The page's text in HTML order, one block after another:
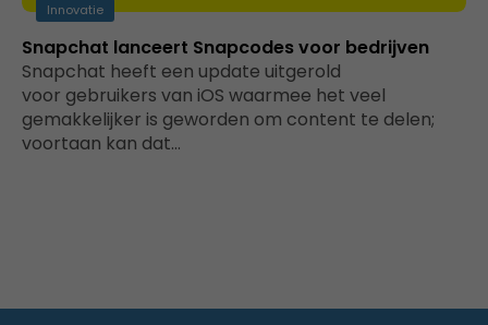
Innovatie
Snapchat lanceert Snapcodes voor bedrijven
Snapchat heeft een update uitgerold
voor gebruikers van iOS waarmee het veel
gemakkelijker is geworden om content te delen;
voortaan kan dat…